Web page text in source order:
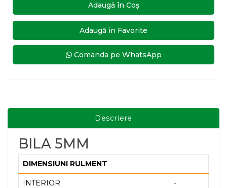
Adaugă în Coş
Adaugă in Favorite
Comanda pe WhatsApp
Descriere
BILA 5MM
DIMENSIUNI RULMENT
INTERIOR -